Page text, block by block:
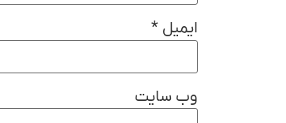
ایمیل *
وب‌ سایت